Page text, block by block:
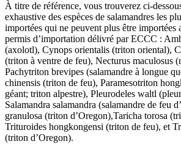
À titre de référence, vous trouverez ci-
exhaustive des espèces de salamandres les
importées qui ne peuvent plus être importées
permis d’importation délivré par ECCC :
(axolotl), Cynops orientalis (triton oriental),
(triton à ventre de feu), Necturus maculosus
Pachytriton brevipes (salamandre à longue
chinensis (triton de feu), Paramesotriton
géant; triton alpestre), Pleurodeles waltl
Salamandra salamandra (salamandre de feu
granulosa (triton d’Oregon),Taricha torosa
Trituroides hongkongensi (triton de feu), et
(triton d’Oregon).